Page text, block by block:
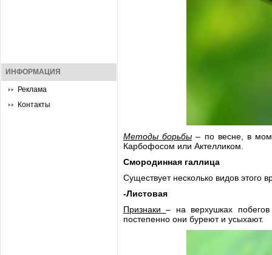
ИНФОРМАЦИЯ
Реклама
Контакты
Методы борьбы – по весне, в
Карбофосом или Актелликом.
Смородинная галлица
Существует несколько видов этого
-Листовая
Признаки– на верхушках
постепенно они буреют и усыхают.